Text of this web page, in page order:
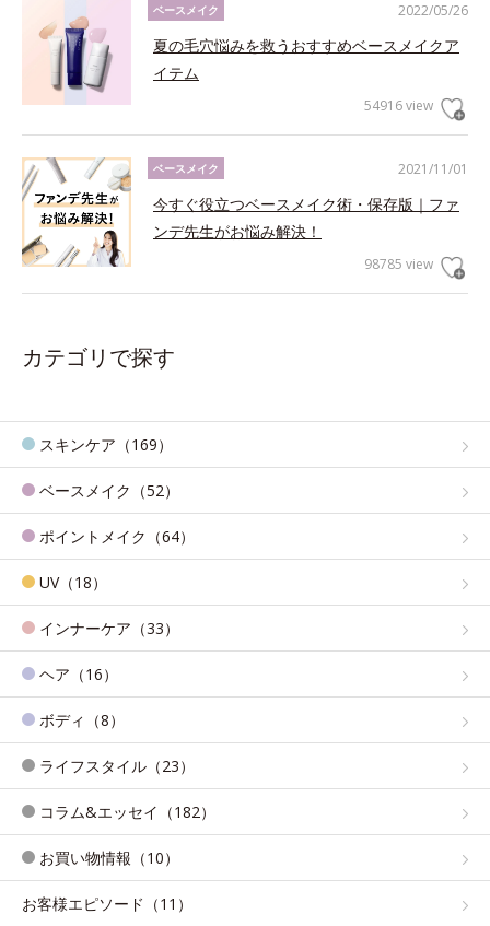
2022/05/26
ベースメイク
夏の毛穴悩みを救うおすすめベースメイクア
イテム
54916 view
2021/11/01
ベースメイク
今すぐ役立つベースメイク術・保存版｜ファ
ンデ先生がお悩み解決！
98785 view
カテゴリで探す
スキンケア（169）
ベースメイク（52）
ポイントメイク（64）
UV（18）
インナーケア（33）
ヘア（16）
ボディ（8）
ライフスタイル（23）
コラム&エッセイ（182）
お買い物情報（10）
お客様エピソード（11）